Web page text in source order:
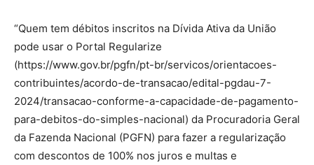
“Quem tem débitos inscritos na Dívida Ativa da União
pode usar o Portal Regularize
(https://www.gov.br/pgfn/pt-br/servicos/orientacoes-
contribuintes/acordo-de-transacao/edital-pgdau-7-
2024/transacao-conforme-a-capacidade-de-pagamento-
para-debitos-do-simples-nacional) da Procuradoria Geral
da Fazenda Nacional (PGFN) para fazer a regularização
com descontos de 100% nos juros e multas e